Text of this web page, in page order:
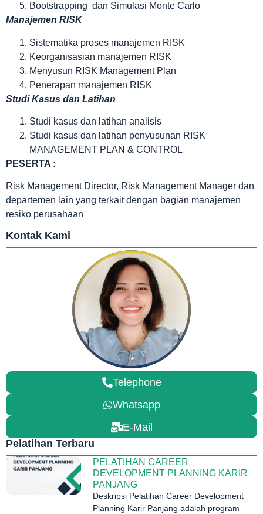
Bootstrapping dan Simulasi Monte Carlo
Manajemen RISK
Sistematika proses manajemen RISK
Keorganisasian manajemen RISK
Menyusun RISK Management Plan
Penerapan manajemen RISK
Studi Kasus dan Latihan
Studi kasus dan latihan analisis
Studi kasus dan latihan penyusunan RISK
MANAGEMENT PLAN & CONTROL
PESERTA :
Risk Management Director, Risk Management Manager dan
departemen lain yang terkait dengan bagian manajemen
resiko perusahaan
Kontak Kami
Telephone
Whatsapp
E-Mail
Pelatihan Terbaru
PELATIHAN CAREER
DEVELOPMENT PLANNING KARIR
PANJANG
Deskripsi Pelatihan Career Development
Planning Karir Panjang adalah program